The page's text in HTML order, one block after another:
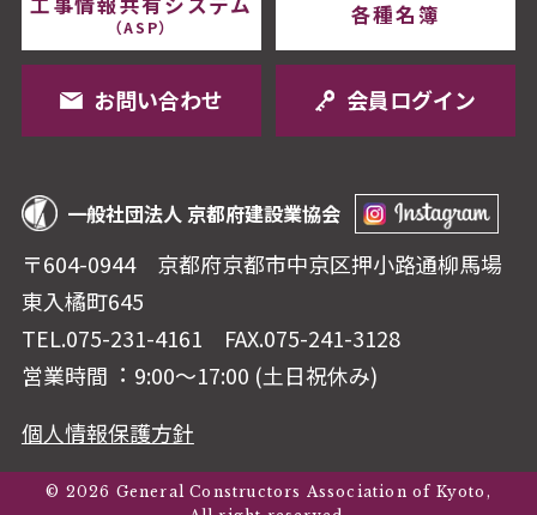
（ASP） 各種名簿
会員ログイン
お問い合わせ
一般社団法人 京都府建設業協会
〒604-0944 京都府京都市中京区押⼩路通柳⾺場
東⼊橘町645
TEL.075-231-4161 FAX.075-241-3128
営業時間︓ 9:00〜17:00 (⼟⽇祝休み)
個人情報保護方針
© 2026 General Constructors Association of Kyoto,